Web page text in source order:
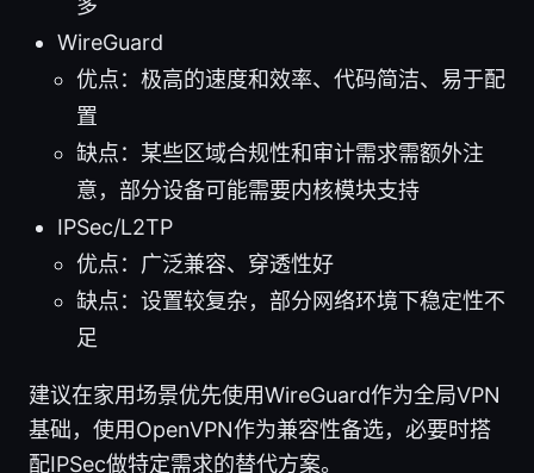
多
WireGuard
优点：极高的速度和效率、代码简洁、易于配
置
缺点：某些区域合规性和审计需求需额外注
意，部分设备可能需要内核模块支持
IPSec/L2TP
优点：广泛兼容、穿透性好
缺点：设置较复杂，部分网络环境下稳定性不
足
建议在家用场景优先使用WireGuard作为全局VPN
基础，使用OpenVPN作为兼容性备选，必要时搭
配IPSec做特定需求的替代方案。